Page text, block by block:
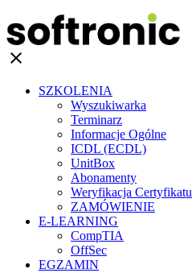
clear
SZKOLENIA
Wyszukiwarka
Terminarz
Informacje Ogólne
ICDL (ECDL)
UnitBox
Abonamenty
Weryfikacja Certyfikatu
ZAMÓWIENIE
E-LEARNING
CompTIA
OffSec
EGZAMIN